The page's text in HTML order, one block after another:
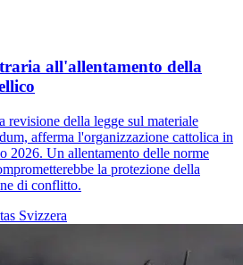
all'allentamento della
revisione della legge sul materiale
afferma l'organizzazione cattolica in
2026. Un allentamento delle norme
la protezione della
di conflitto.
Svizzera